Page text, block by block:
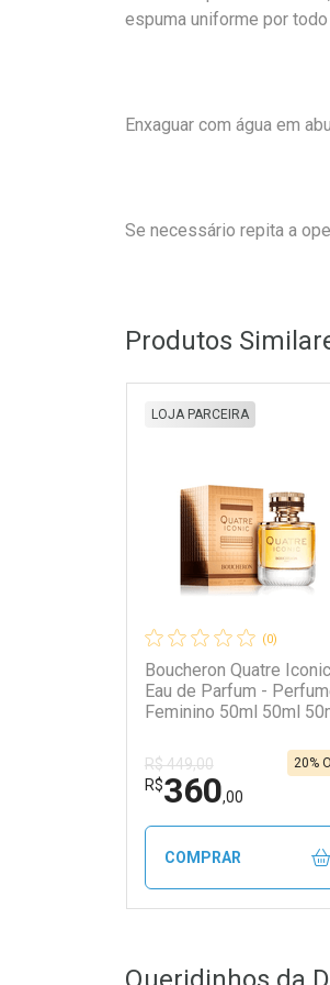
espuma uniforme por
Enxaguar com água em
Se necessário repita a
Produtos
(0)
Boucheron Quatre Iconic
Eau de Parfum -
Feminino 50ml 50ml
LOJA PARCEIRA
R$ 449,00
R$360,00
20%
COMPRAR